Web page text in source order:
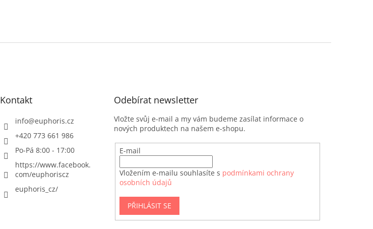
Kontakt
info@euphoris.cz
+420 773 661 986
Po-Pá 8:00 - 17:00
https://www.facebook.
com/euphoriscz
euphoris_cz/
Odebírat newsletter
Vložte svůj e-mail a my vám budeme zasílat informace o
nových produktech na našem e-shopu.
E-mail
Vložením e-mailu souhlasíte s podmínkami ochrany
osobních údajů
PŘIHLÁSIT SE